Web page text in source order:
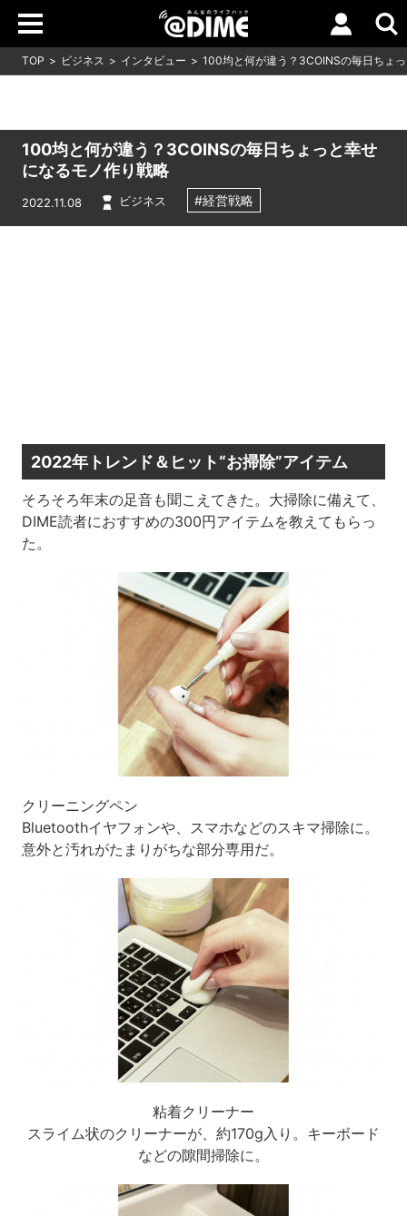
TOP ビジネス インタビュー 100均と何が違う？3COINSの毎日ちょ
100均と何が違う？3COINSの毎日ちょっと幸せ
になるモノ作り戦略
2022.11.08 ビジネス #経営戦略
2022年トレンド＆ヒット“お掃除”アイテム
そろそろ年末の足音も聞こえてきた。大掃除に備えて、
DIME読者におすすめの300円アイテムを教えてもらっ
た。
クリーニングペン
Bluetoothイヤフォンや、スマホなどのスキマ掃除に。
意外と汚れがたまりがちな部分専用だ。
粘着クリーナー
スライム状のクリーナーが、約170g入り。キーボード
などの隙間掃除に。